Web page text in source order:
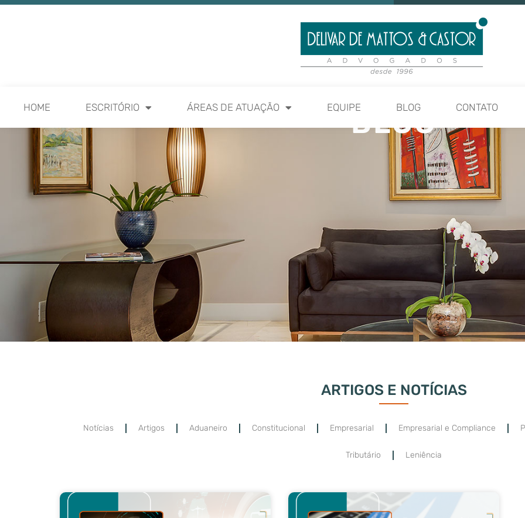
HOME ESCRITÓRIO ÁREAS DE ATUAÇÃO EQUIPE BLOG CONTATO
BLOG
ARTIGOS E NOTÍCIAS
Notícias Artigos Aduaneiro Constitucional Empresarial Empresarial e Compliance
Tributário Leniência